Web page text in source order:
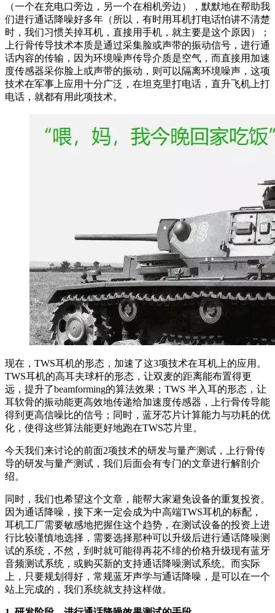
（一个在充电口旁边，另一个在相机旁边），默默地在帮助我
们进行通话降噪好多年（所以，有时用耳机打电话怕讲不清楚
时，我们习惯关掉耳机，直接用手机，就主要是这个原因）；
上行骨传导技术本质是通过采集脸或声带的振动信号，进行通
话内容的传输，因为环境噪声传导介质是空气，而直接用加速
度传感器采你脸上或声带的振动，则可以隔离环境噪声，这项
技术在军事上应用十分广泛，在坦克里打电话，直升飞机上打
电话，就都有用此项技术。
现在，TWS耳机的形态，加速了这3项技术在耳机上的应用。
TWS耳机的高耳夫球杆的形态，让双麦的距离能布置得更
远，提升了beamforming的算法效果；TWS 半入耳的形态，让
耳软骨的振动能更高效地传递给加速度传感器，上行骨传导能
得到更高信噪比的信号；同时，蓝牙芯片计算能力与功耗的优
化，使得这些算法能更好地跑在TWS芯片里。
今天我们来讨论的前面2项技术的研发与量产测试，上行骨传
导的研发与量产测试，我们后面会有专门的文章进行解剖介
绍。
同时，我们也希望这个文章，能帮大家避免设备的重复投资。
因为通话降噪，接下来一定会成为中高端TWS耳机的标配，
耳机工厂需要敏感地把握住这个趋势，在测试设备的投资上进
行比较谨慎地选择，需要选择那种可以升级后进行通话降噪测
试的系统，不然，到时就可能得再花不绯的价格升级现有蓝牙
音频测试系统，或购买新的支持通话降噪测试系统。而实际
上，只要规划得好，常规蓝牙声学与通话降噪，是可以在一个
站上完成的，我们系统就支持这样做。